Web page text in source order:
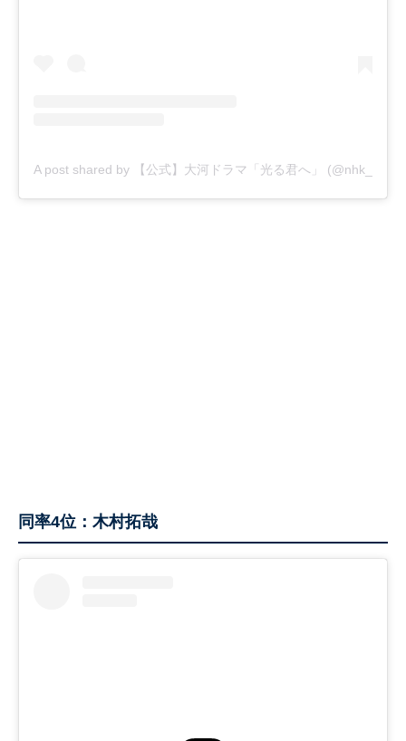
A post shared by 【公式】大河ドラマ「光る君へ」
同率4位：木村拓哉